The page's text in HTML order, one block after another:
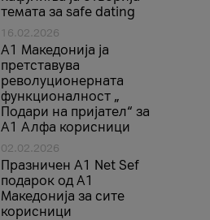
темата за safe dating
16.02.2026
А1 Македонија ја
претставува
револуционерната
функционалност „
Подари на пријател“ за
А1 Алфа корисници
02.02.2026
Празничен A1 Net Sеf
подарок од А1
Македонија за сите
корисници